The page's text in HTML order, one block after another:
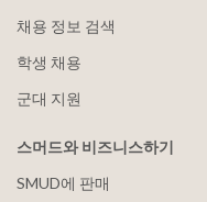
채용 정보 검색
학생 채용
군대 지원
스머드와 비즈니스하기
SMUD에 판매